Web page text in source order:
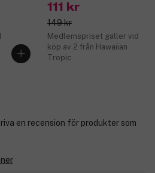
111 kr
149 kr
Medlemspriset gäller vid
köp av 2 från Hawaiian
Tropic
en recension för produkter som